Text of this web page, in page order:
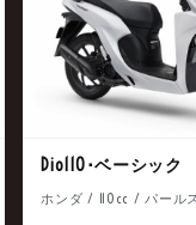
Dio110･ベーシック